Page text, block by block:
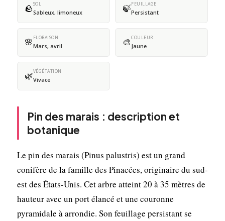
🪨SOL
Sableux, limoneux 🍃FEUILLAGE
Persistant
🌸 FLORAISON
Mars, avril 🎨COULEUR
Jaune
🌿VÉGÉTATION
Vivace
Pin des marais : description et
botanique
Le pin des marais (Pinus palustris) est un grand
conifère de la famille des Pinacées, originaire du sud-
est des États-Unis. Cet arbre atteint 20 à 35 mètres de
hauteur avec un port élancé et une couronne
pyramidale à arrondie. Son feuillage persistant se